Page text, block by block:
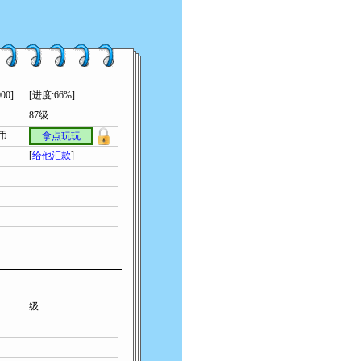
[进度:66%]
87级
拿点玩玩
[给他汇款]
级